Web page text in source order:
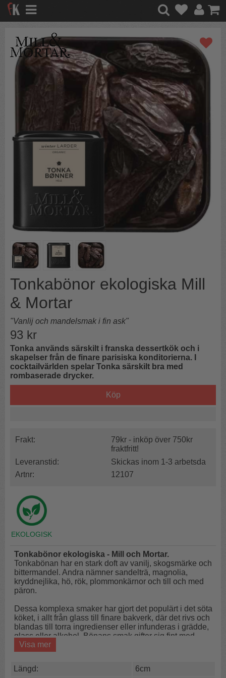
Tonkabönor ekologiska Mill
& Mortar
"Vanlij och mandelsmak i fin ask"
93 kr
Tonka används särskilt i franska dessertkök och i
skapelser från de finare parisiska konditorierna. I
cocktailvärlden spelar Tonka särskilt bra med
rombaserade drycker.
Köp
Frakt:
79kr - inköp över 750kr
fraktfritt!
Leveranstid:
Skickas inom 1-3 arbetsda
Artnr:
12107
Tonkabönor ekologiska - Mill och Mortar.
Tonkabönan har en stark doft av vanilj, skogsmärke och
bittermandel. Andra nämner sandelträ, magnolia,
kryddnejlika, hö, rök, plommonkärnor och till och med
päron.
Dessa komplexa smaker har gjort det populärt i det söta
köket, i allt från glass till finare bakverk, där det rivs och
blandas till torra ingredienser eller infunderas i grädde,
glass eller alkohol. Bönans smak gifter sig fint med
choklad, kaffe, körsbär och apelsin.
exempel jordgubbar eller aprikoser. Tonkabönan ser ut
Visa mer
Längd:
6cm